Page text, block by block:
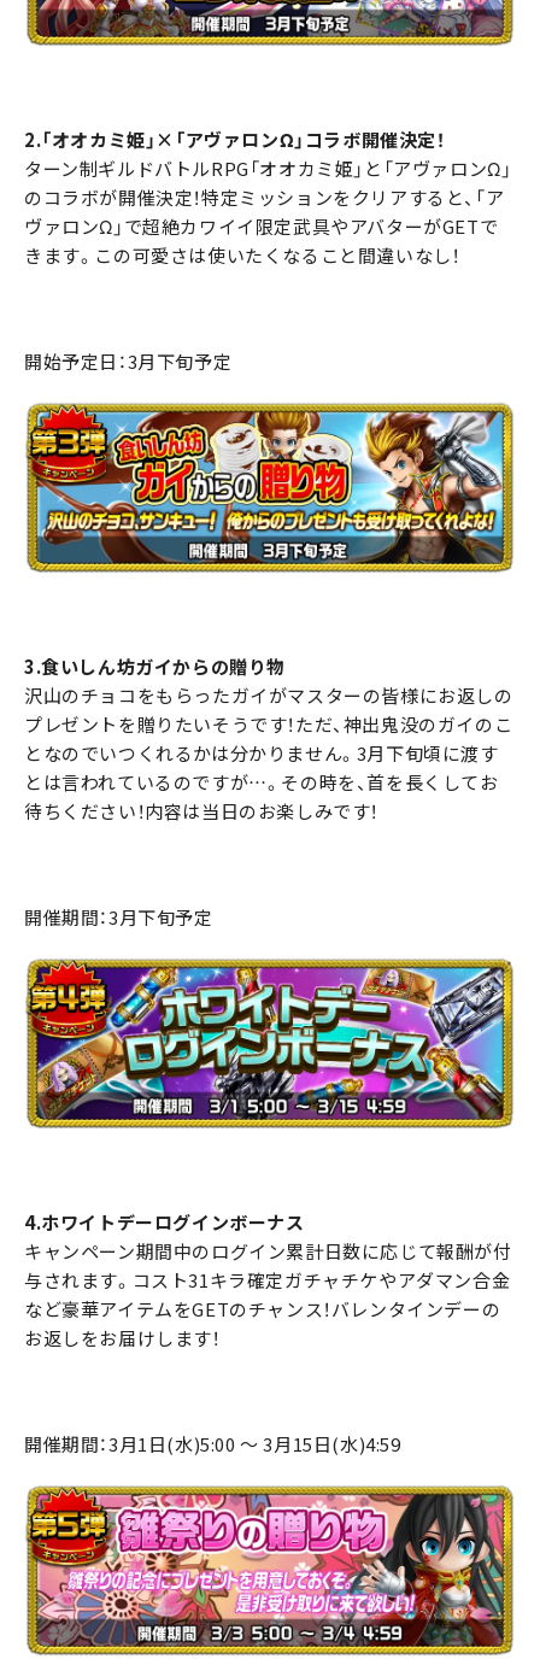
2.「オオカミ姫」×「アヴァロンΩ」コラボ開催決定！
ターン制ギルドバトルRPG「オオカミ姫」と「アヴァロンΩ」
のコラボが開催決定！特定ミッションをクリアすると、「ア
ヴァロンΩ」で超絶カワイイ限定武具やアバターがGETで
きます。この可愛さは使いたくなること間違いなし！
開始予定日：3月下旬予定
3.食いしん坊ガイからの贈り物
沢山のチョコをもらったガイがマスターの皆様にお返しの
プレゼントを贈りたいそうです！ただ、神出鬼没のガイのこ
となのでいつくれるかは分かりません。3月下旬頃に渡す
とは言われているのですが…。その時を、首を長くしてお
待ちください！内容は当日のお楽しみです！
開催期間：3月下旬予定
4.ホワイトデーログインボーナス
キャンペーン期間中のログイン累計日数に応じて報酬が付
与されます。コスト31キラ確定ガチャチケやアダマン合金
など豪華アイテムをGETのチャンス！バレンタインデーの
お返しをお届けします！
開催期間：3月1日(水)5:00 ～ 3月15日(水)4:59